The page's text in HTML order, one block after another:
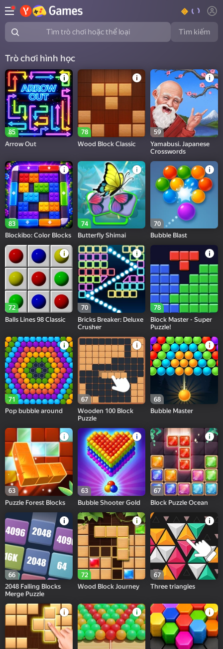
Tìm trò chơi hoặc thể loại Tìm kiếm
Trò chơi hình học
85
Arrow Out
78
Wood Block Classic
59
Yamabusi. Japanese
Crosswords
83
Blockibo: Color Blocks
74
Butterfly Shimai
70
Bubble Blast
72
Balls Lines 98 Classic
70
Bricks Breaker: Deluxe
Crusher
78
Block Master - Super
Puzzle!
71
Pop bubble around
67
Wooden 100 Block
Puzzle
68
Bubble Master
63
Puzzle Forest Blocks
63
Bubble Shooter Gold
67
Block Puzzle Ocean
66
2048 Falling Blocks
Merge Puzzle
72
Wood Block Journey
67
Three triangles